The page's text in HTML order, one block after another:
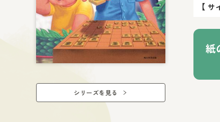
シリーズを見る
【 サ
紙